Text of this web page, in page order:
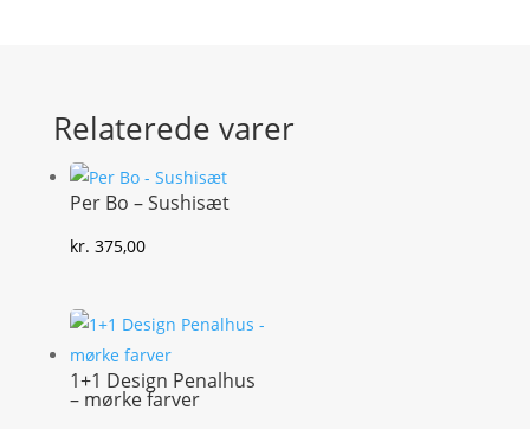
Relaterede varer
Per Bo – Sushisæt
kr. 375,00
1+1 Design Penalhus
– mørke farver